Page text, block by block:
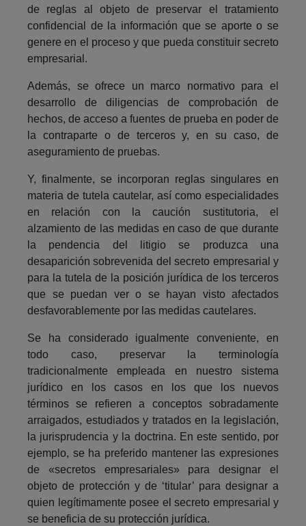
de reglas al objeto de preservar el tratamiento
confidencial de la información que se aporte o se
genere en el proceso y que pueda constituir secreto
empresarial.
Además, se ofrece un marco normativo para el
desarrollo de diligencias de comprobación de
hechos, de acceso a fuentes de prueba en poder de
la contraparte o de terceros y, en su caso, de
aseguramiento de pruebas.
Y, finalmente, se incorporan reglas singulares en
materia de tutela cautelar, así como especialidades
en relación con la caución sustitutoria, el
alzamiento de las medidas en caso de que durante
la pendencia del litigio se produzca una
desaparición sobrevenida del secreto empresarial y
para la tutela de la posición jurídica de los terceros
que se puedan ver o se hayan visto afectados
desfavorablemente por las medidas cautelares.
Se ha considerado igualmente conveniente, en
todo caso, preservar la terminología
tradicionalmente empleada en nuestro sistema
jurídico en los casos en los que los nuevos
términos se refieren a conceptos sobradamente
arraigados, estudiados y tratados en la legislación,
la jurisprudencia y la doctrina. En este sentido, por
ejemplo, se ha preferido mantener las expresiones
de «secretos empresariales» para designar el
objeto de protección y de ‘titular’ para designar a
quien legítimamente posee el secreto empresarial y
se beneficia de su protección jurídica.